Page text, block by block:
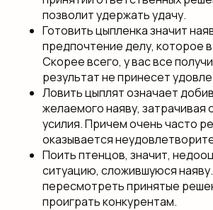
позволит удержать удачу.
Готовить цыпленка значит
предпочтение делу, которое
Скорее всего, у вас все
результат не принесет
Ловить цыплят означает
желаемого наяву, затрачивая
усилия. Причем очень часто
оказывается
Поить птенцов, значит,
ситуацию, сложившуюся
пересмотреть принятые
проиграть конкурентам.